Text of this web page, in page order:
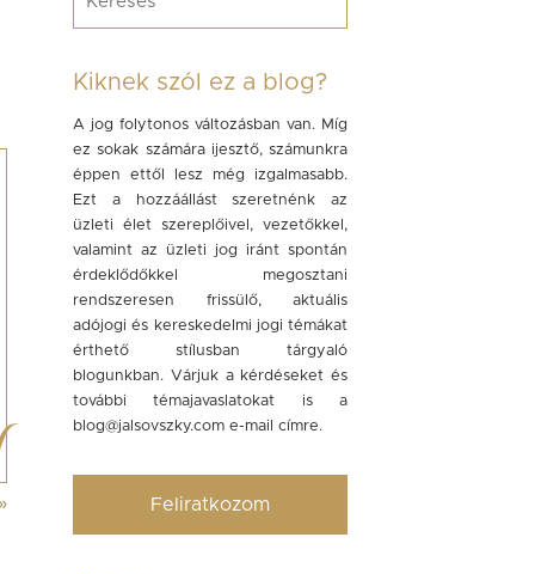
Kiknek szól ez a blog?
A jog folytonos változásban van. Míg
ez sokak számára ijesztő, számunkra
éppen ettől lesz még izgalmasabb.
Ezt a hozzáállást szeretnénk az
üzleti élet szereplőivel, vezetőkkel,
valamint az üzleti jog iránt spontán
érdeklődőkkel megosztani
rendszeresen frissülő, aktuális
adójogi és kereskedelmi jogi témákat
érthető stílusban tárgyaló
blogunkban. Várjuk a kérdéseket és
további témajavaslatokat is a
blog@jalsovszky.com e-mail címre.
Feliratkozom